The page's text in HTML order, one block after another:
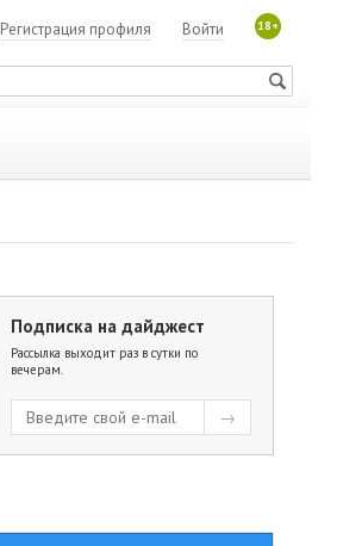
18+
Войти
Регистрация профиля
Подписка на дайджест
Рассылка выходит раз в сутки по
вечерам.